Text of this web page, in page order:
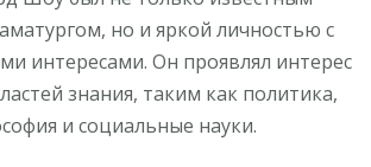
но и яркой личностью с
интересами. Он проявлял интерес
знания, таким как политика,
и социальные науки.